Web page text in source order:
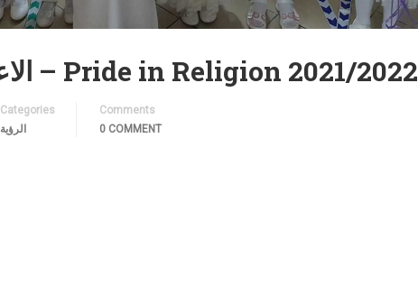
الاعتزاز بالدين – Pride in Religion 2021/2022
Categories
الرؤية
Comments
0 COMMENT